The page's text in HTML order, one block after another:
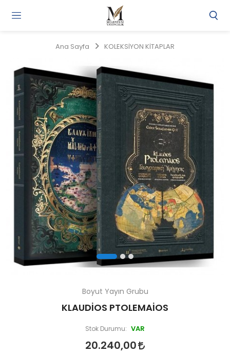
Ana Sayfa KOLEKSİYON KİTAPLAR
Boyut Yayın Grubu
KLAUDİOS PTOLEMAİOS
Stok Durumu: VAR
20.240,00